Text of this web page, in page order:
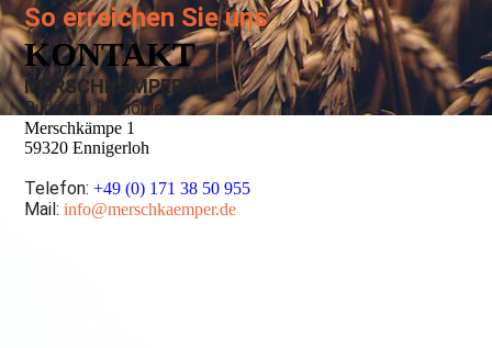
So erreichen Sie uns
KONTAKT
MERSCHKÄMPER HOF
Burkhard Bernöhle
Merschkämpe 1
59320 Ennigerloh
Telefon:+49 (0) 171 38 50 955
Mail:info@merschkaemper.de